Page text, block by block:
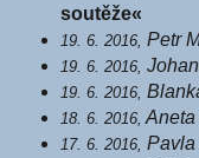
soutěže«
19. 6. 2016, Petr
19. 6. 2016,
19. 6. 2016,
18. 6. 2016, Aneta
17. 6. 2016, Pavla